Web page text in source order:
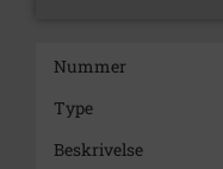
Nummer
Type
Beskrivelse